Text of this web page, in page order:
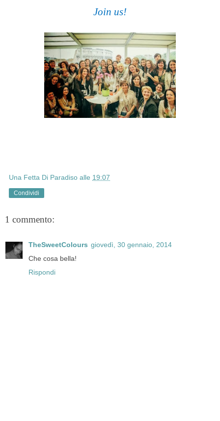
Join us!
Una Fetta Di Paradiso alle 19:07
Condividi
1 commento:
TheSweetColours giovedì, 30 gennaio, 2014
Che cosa bella!
Rispondi